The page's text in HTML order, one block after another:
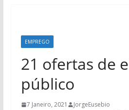
EMPREGO
21 ofertas de
público
7 Janeiro, 2021
JorgeEusebio